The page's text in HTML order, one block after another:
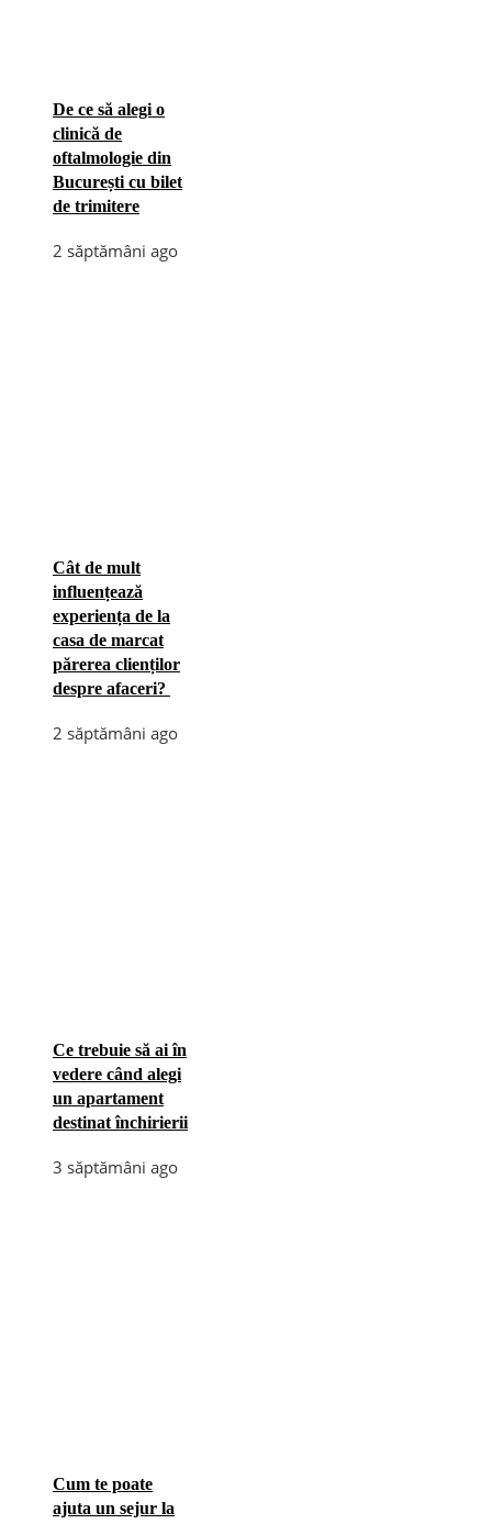
De ce să alegi o
clinică de
oftalmologie din
București cu bilet
de trimitere
2 săptămâni ago
Cât de mult
influențează
experiența de la
casa de marcat
părerea clienților
despre afaceri?
2 săptămâni ago
Ce trebuie să ai în
vedere când alegi
un apartament
destinat închirierii
3 săptămâni ago
Cum te poate
ajuta un sejur la